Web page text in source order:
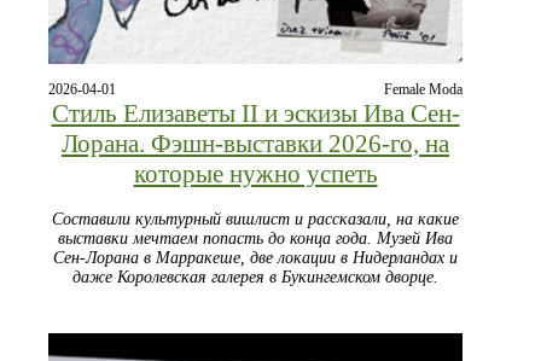
2026-04-01 Female Moda
Стиль Елизаветы II и эскизы Ива Сен-
Лорана. Фэшн-выставки 2026-го, на
которые нужно успеть
Составили культурный вишлист и рассказали, на какие
выставки мечтаем попасть до конца года. Музей Ива
Сен-Лорана в Марракеше, две локации в Нидерландах и
даже Королевская галерея в Букингемском дворце.